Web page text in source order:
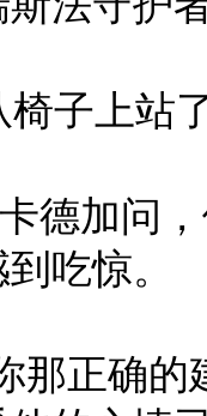
子上站
德加问
吃惊。
那正确的